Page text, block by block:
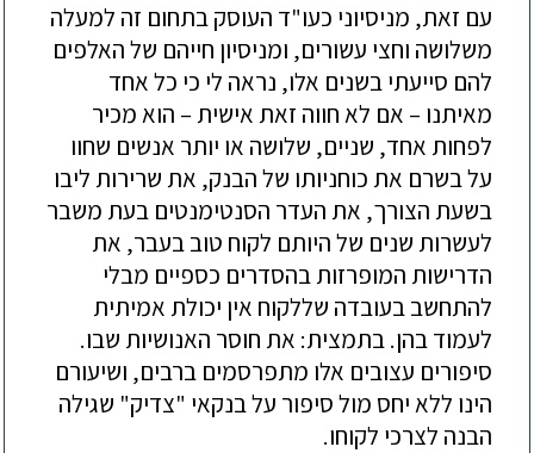
עם זאת, מניסיוני כעו"ד העוסק בתחום זה למעלה
משלושה וחצי עשורים, ומניסיון חייהם של האלפים
להם סייעתי בשנים אלו, נראה לי כי כל אחד
מאיתנו – אם לא חווה זאת אישית – הוא מכיר
לפחות אחד, שניים, שלושה או יותר אנשים שחוו
על בשרם את כוחניותו של הבנק, את שרירות ליבו
בשעת הצורך, את העדר הסנטימנטים בעת משבר
לעשרות שנים של היותם לקוח טוב בעבר, את
הדרישות המופרזות בהסדרים כספיים מבלי
להתחשב בעובדה שללקוח אין יכולת אמיתית
לעמוד בהן. בתמצית: את חוסר האנושיות שבו.
סיפורים עצובים אלו מתפרסמים ברבים, ושיעורם
הינו ללא יחס מול סיפור על בנקאי "צדיק" שגילה
הבנה לצרכי לקוחו.